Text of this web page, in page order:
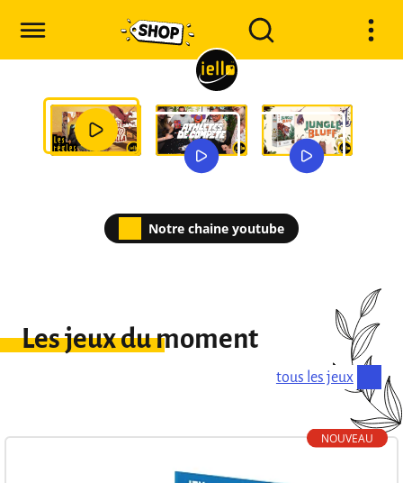
Notre chaine youtube
Les jeux du moment
tous les jeux
NOUVEAU